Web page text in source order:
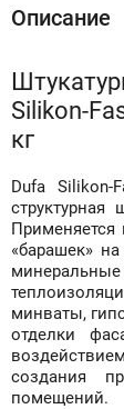
Описание
Silikon-
кг
Dufa Silikon-
Применяется
«барашек»
минваты,
отделки
создания
помещений.